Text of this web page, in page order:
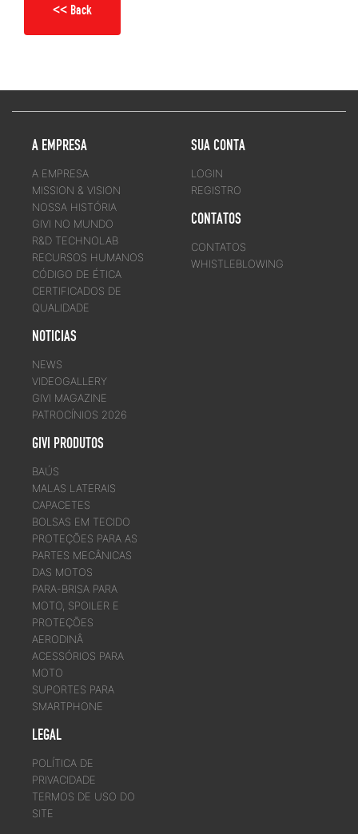
<< Back
A EMPRESA
A EMPRESA
MISSION & VISION
NOSSA HISTÓRIA
GIVI NO MUNDO
R&D TECHNOLAB
RECURSOS HUMANOS
CÓDIGO DE ÉTICA
CERTIFICADOS DE
QUALIDADE
NOTICIAS
NEWS
VIDEOGALLERY
GIVI MAGAZINE
PATROCÍNIOS 2026
GIVI PRODUTOS
BAÚS
MALAS LATERAIS
CAPACETES
BOLSAS EM TECIDO
PROTEÇÕES PARA AS
PARTES MECÂNICAS
DAS MOTOS
PARA-BRISA PARA
MOTO, SPOILER E
PROTEÇÕES
AERODINÂ
ACESSÓRIOS PARA
MOTO
SUPORTES PARA
SMARTPHONE
LEGAL
POLÍTICA DE
PRIVACIDADE
TERMOS DE USO DO
SITE
SUA CONTA
LOGIN
REGISTRO
CONTATOS
CONTATOS
WHISTLEBLOWING